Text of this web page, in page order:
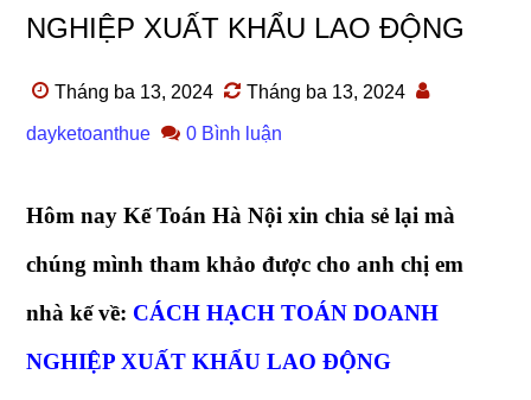
NGHIỆP XUẤT KHẨU LAO ĐỘNG
Tháng ba 13, 2024 Tháng ba 13, 2024
dayketoanthue 0 Bình luận
Hôm nay Kế Toán Hà Nội xin chia sẻ lại mà
chúng mình tham khảo được cho anh chị em
nhà kế về: CÁCH HẠCH TOÁN DOANH
NGHIỆP XUẤT KHẨU LAO ĐỘNG